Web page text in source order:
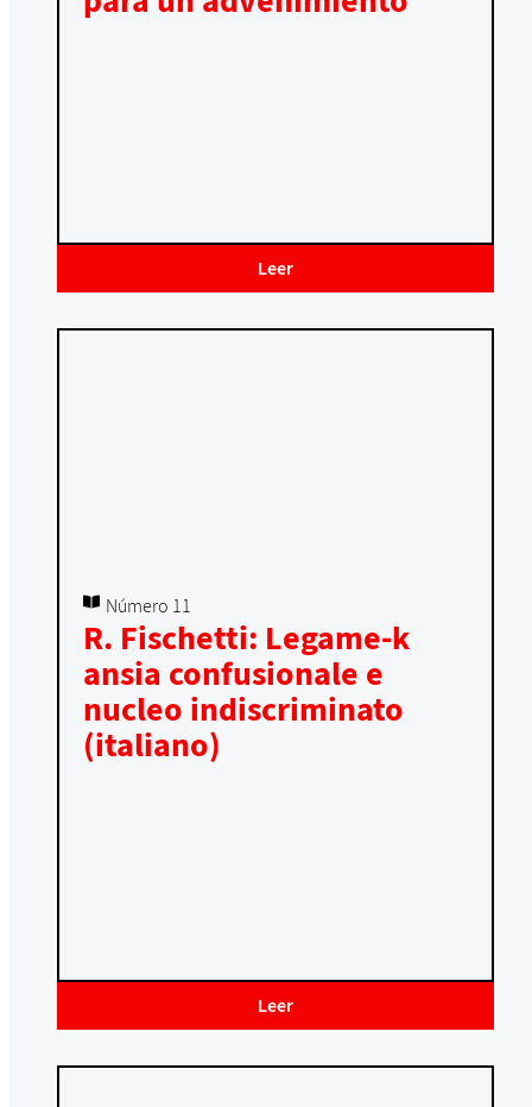
Leer
Número 11
R. Fischetti: Legame-k
ansia confusionale e
nucleo indiscriminato
(italiano)
Leer